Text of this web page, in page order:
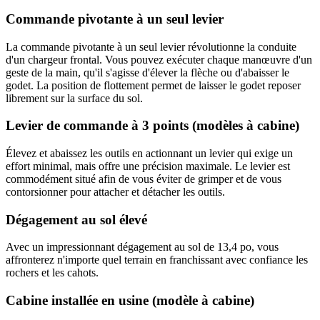
Commande pivotante à un seul levier
La commande pivotante à un seul levier révolutionne la conduite
d'un chargeur frontal. Vous pouvez exécuter chaque manœuvre d'un
geste de la main, qu'il s'agisse d'élever la flèche ou d'abaisser le
godet. La position de flottement permet de laisser le godet reposer
librement sur la surface du sol.
Levier de commande à 3 points (modèles à cabine)
Élevez et abaissez les outils en actionnant un levier qui exige un
effort minimal, mais offre une précision maximale. Le levier est
commodément situé afin de vous éviter de grimper et de vous
contorsionner pour attacher et détacher les outils.
Dégagement au sol élevé
Avec un impressionnant dégagement au sol de 13,4 po, vous
affronterez n'importe quel terrain en franchissant avec confiance les
rochers et les cahots.
Cabine installée en usine (modèle à cabine)